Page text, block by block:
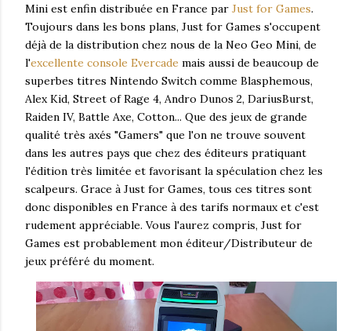
Mini est enfin distribuée en France par Just for Games.
Toujours dans les bons plans, Just for Games s'occupent
déjà de la distribution chez nous de la Neo Geo Mini, de
l'excellente console Evercade mais aussi de beaucoup de
superbes titres Nintendo Switch comme Blasphemous,
Alex Kid, Street of Rage 4, Andro Dunos 2, DariusBurst,
Raiden IV, Battle Axe, Cotton... Que des jeux de grande
qualité très axés "Gamers" que l'on ne trouve souvent
dans les autres pays que chez des éditeurs pratiquant
l'édition très limitée et favorisant la spéculation chez les
scalpeurs. Grace à Just for Games, tous ces titres sont
donc disponibles en France à des tarifs normaux et c'est
rudement appréciable. Vous l'aurez compris, Just for
Games est probablement mon éditeur/Distributeur de
jeux préféré du moment.